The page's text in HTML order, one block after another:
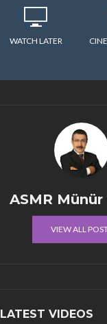
WATCH LATER
ASMR
VIEW ALL
LATEST VIDEOS